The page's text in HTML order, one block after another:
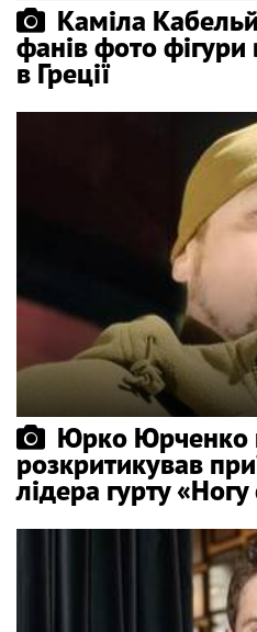
Каміла
фанів фото
в Греції
Юрко Юрченко
розкритикував
лідера гурту